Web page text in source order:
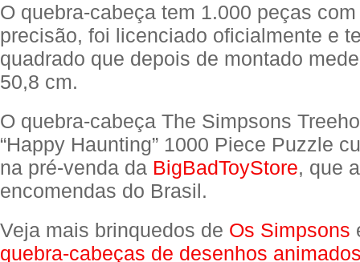
O quebra-cabeça tem 1.000 peças
precisão, foi licenciado oficialmente e
quadrado que depois de montado
50,8 cm.
O quebra-cabeça The Simpsons
“Happy Haunting” 1000 Piece Puzzle
na pré-venda da BigBadToyStore, que
encomendas do Brasil.
Veja mais brinquedos de Os Simpsons
quebra-cabeças de desenhos